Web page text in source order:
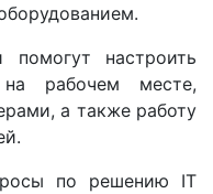
помогут настроить
на рабочем месте,
а также работу
по решению IT